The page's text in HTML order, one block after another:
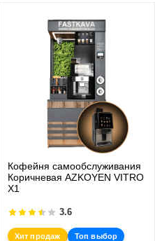
Кофейня самообслуживания
Коричневая AZKOYEN VITRO
X1
3.6
Хит продаж Топ выбор